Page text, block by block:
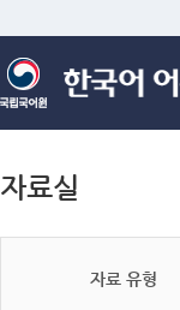
자료실
자료 유형